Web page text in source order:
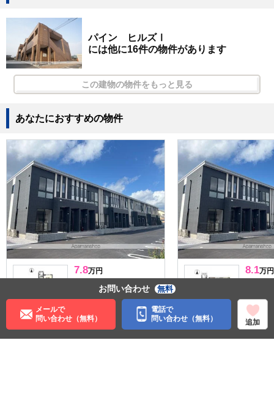
パイン ヒルズⅠ
には他に16件の物件があります
この建物の物件をもっと見る
あなたにおすすめの物件
7.8万円
1ヶ月
近鉄新庄駅 徒歩6分
奈良県葛城市南道穗
8.1万円
56.86㎡
近鉄新庄
奈良県葛
お問い合わせ 無料
メールで
問い合わせ（無料）
電話で
問い合わせ（無料）
追加